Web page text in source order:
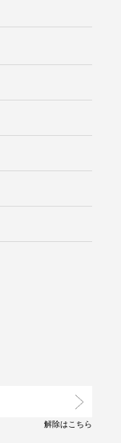
解除は こちら